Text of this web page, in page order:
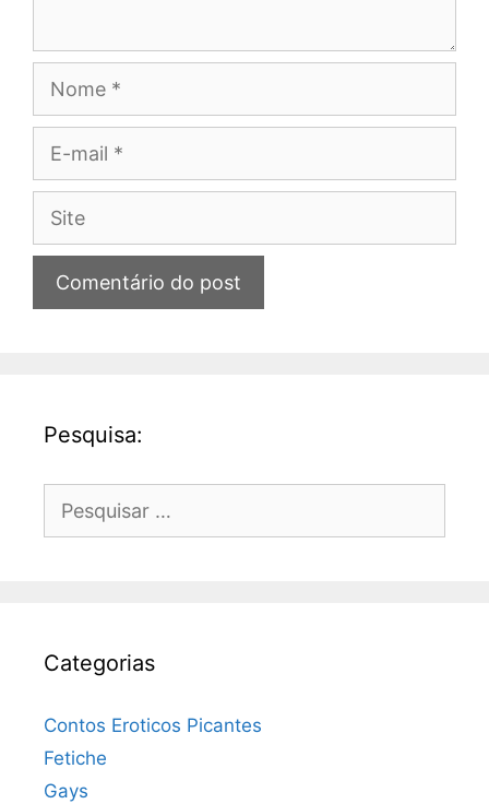
Site
Pesquisa:
por:
Categorias
Contos Eroticos Picantes
Fetiche
Gays